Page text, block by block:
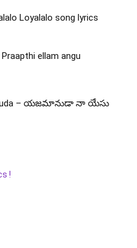
Loyalalo song lyrics
ellam angu
– యజమానుడా నా యేసు
!